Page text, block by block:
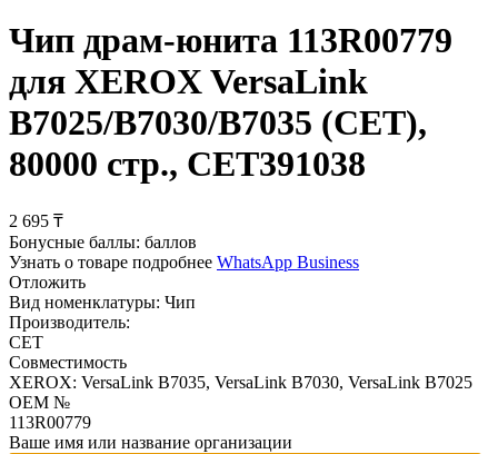
Чип драм-юнита 113R00779
для XEROX VersaLink
B7025/B7030/B7035 (CET),
80000 стр., CET391038
2 695 ₸
Бонусные баллы: баллов
Узнать о товаре подробнее WhatsApp Business
Отложить
Вид номенклатуры: Чип
Производитель:
CET
Совместимость
XEROX: VersaLink B7035, VersaLink B7030, VersaLink B7025
OEM №
113R00779
Ваше имя или название организации